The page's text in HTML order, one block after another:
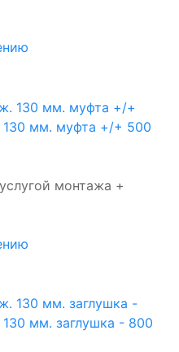
мм. муфта +/+ 500
монтажа +
мм. заглушка - 800